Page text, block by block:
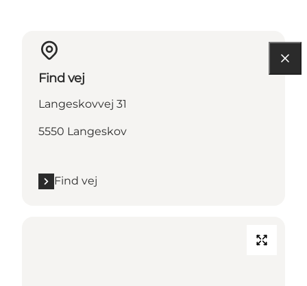
Find vej
Langeskovvej 31
5550 Langeskov
Find vej